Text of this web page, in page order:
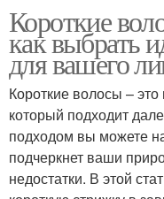
Короткие
как выбрать
для вашего
Короткие волосы – это
который подходит
подходом вы можете
подчеркнет ваши
недостатки. В этой